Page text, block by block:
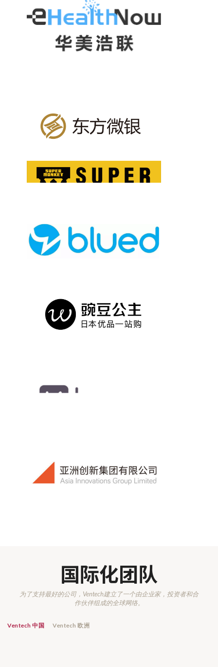
国际化团队
为了支持最好的公司，Ventech建立了一个由企业家，投资者和合
作伙伴组成的全球网络。
Ventech 中国 Ventech 欧洲